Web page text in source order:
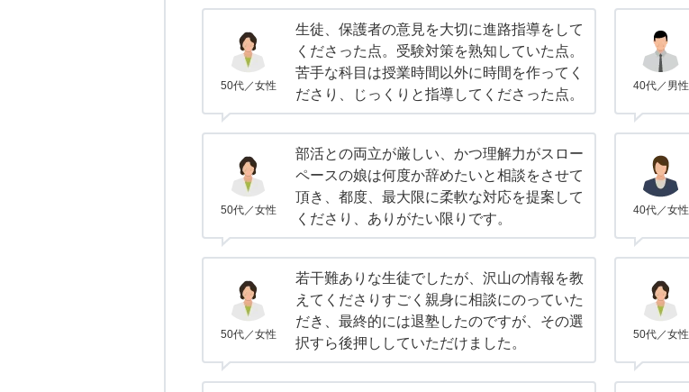
50代／女性
生徒、保護者の意見を大切に進路指導をして
くださった点。受験対策を熟知していた点。
苦手な科目は授業時間以外に時間を作ってく
ださり、じっくりと指導してくださった点。
40代／男性
50代／女性
部活との両立が厳しい、かつ理解力がスロー
ペースの娘は何度か辞めたいと相談をさせて
頂き、都度、最大限に柔軟な対応を提案して
くださり、ありがたい限りです。
40代／女性
50代／女性
若干難ありな生徒でしたが、沢山の情報を教
えてくださりすごく親身に相談にのっていた
だき、最終的には退塾したのですが、その選
択すら後押ししていただけました。
50代／女性